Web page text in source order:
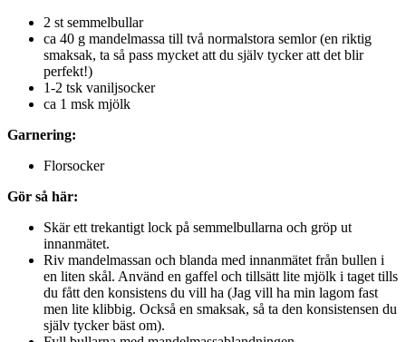
2 st semmelbullar
ca 40 g mandelmassa till två normalstora semlor (en riktig
smaksak, ta så pass mycket att du själv tycker att det blir
perfekt!)
1-2 tsk vaniljsocker
ca 1 msk mjölk
Garnering:
Florsocker
Gör så här:
Skär ett trekantigt lock på semmelbullarna och gröp ut
innanmätet.
Riv mandelmassan och blanda med innanmätet från bullen i
en liten skål. Använd en gaffel och tillsätt lite mjölk i taget tills
du fått den konsistens du vill ha (Jag vill ha min lagom fast
men lite klibbig. Också en smaksak, så ta den konsistensen du
själv tycker bäst om).